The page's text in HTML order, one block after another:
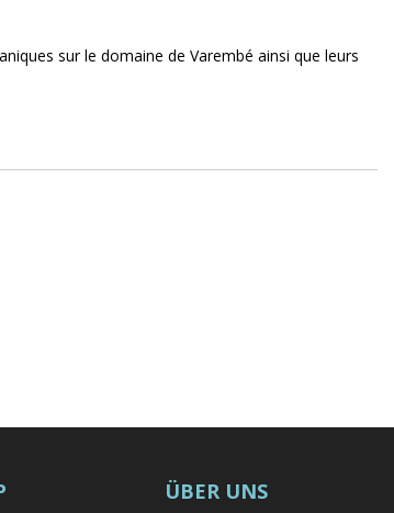
sur le domaine de Varembé ainsi que leurs
ÜBER UNS